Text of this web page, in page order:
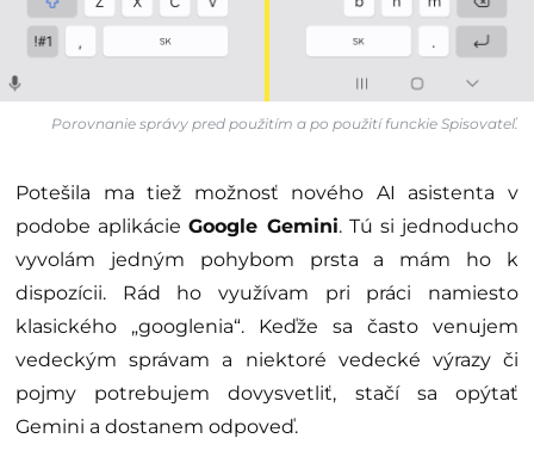
Porovnanie správy pred použitím a po použití funckie Spisovateľ.
Potešila ma tiež možnosť nového AI asistenta v
podobe aplikácieGoogle Gemini. Tú si jednoducho
vyvolám jedným pohybom prsta a mám ho k
dispozícii. Rád ho využívam pri práci namiesto
klasického „googlenia“. Keďže sa často venujem
vedeckým správam a niektoré vedecké výrazy či
pojmy potrebujem dovysvetliť, stačí sa opýtať
Gemini a dostanem odpoveď.